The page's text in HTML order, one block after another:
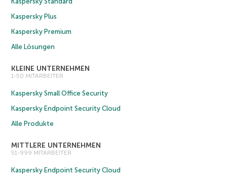
Kaspersky Plus
Kaspersky Premium
Alle Lösungen
KLEINE UNTERNEHMEN
1-50 MITARBEITER
Kaspersky Small Office Security
Kaspersky Endpoint Security Cloud
Alle Produkte
MITTLERE UNTERNEHMEN
51-999 MITARBEITER
Kaspersky Endpoint Security Cloud